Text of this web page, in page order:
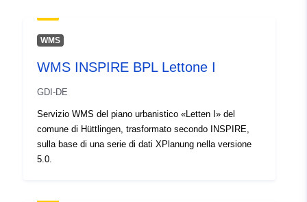
Spaziale:
48.4805507 ], [ 8.6090009,
Conforme a:
WMS
WMS INSPIRE BPL Lettone I
GDI-DE
Servizio WMS del piano urbanistico «Letten I» del
comune di Hüttlingen, trasformato secondo INSPIRE,
sulla base di una serie di dati XPlanung nella versione
5.0.